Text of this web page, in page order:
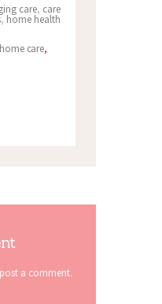
care, care
, home health
home care,
a comment.